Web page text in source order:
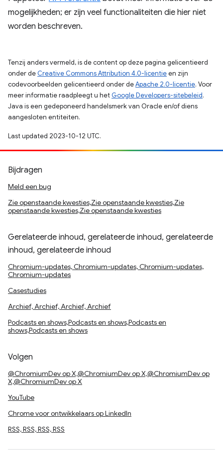
mogelijkheden; er zijn veel functionaliteiten die hier niet
worden beschreven.
Tenzij anders vermeld, is de content op deze pagina gelicentieerd
onder de Creative Commons Attribution 4.0-licentieen zijn
codevoorbeelden gelicentieerd onder deApache 2.0-licentie. Voor
meer informatie raadpleegt u het Google Developers-sitebeleid.
Java is een gedeponeerd handelsmerk van Oracle en/of diens
aangesloten entiteiten.
Last updated 2023-10-12 UTC.
Bijdragen
Meld een bug
Zie openstaande kwesties,Zie openstaande kwesties,Zie
openstaande kwesties,Zie openstaande kwesties
Gerelateerde inhoud, gerelateerde inhoud, gerelateerde
inhoud, gerelateerde inhoud
Chromium-updates, Chromium-updates, Chromium-updates,
Chromium-updates
Casestudies
Archief, Archief, Archief, Archief
Podcasts en shows,Podcasts en shows,Podcasts en
shows,Podcasts en shows
Volgen
@ChromiumDev op X,@ChromiumDev op X,@ChromiumDev op
X,@ChromiumDev op X
YouTube
Chrome voor ontwikkelaars op LinkedIn
RSS, RSS, RSS, RSS